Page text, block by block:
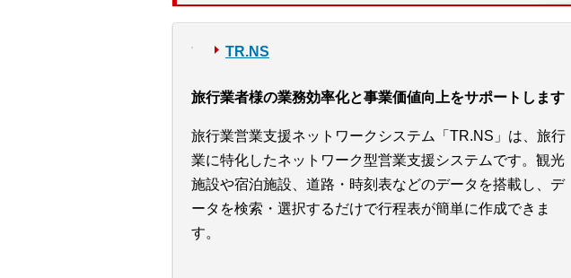
TR.NS
旅行業者様の業務効率化と事業価値向上をサポートします
旅行業営業支援ネットワークシステム「TR.NS」は、旅行
業に特化したネットワーク型営業支援システムです。観光
施設や宿泊施設、道路・時刻表などのデータを搭載し、デ
ータを検索・選択するだけで行程表が簡単に作成できま
す。